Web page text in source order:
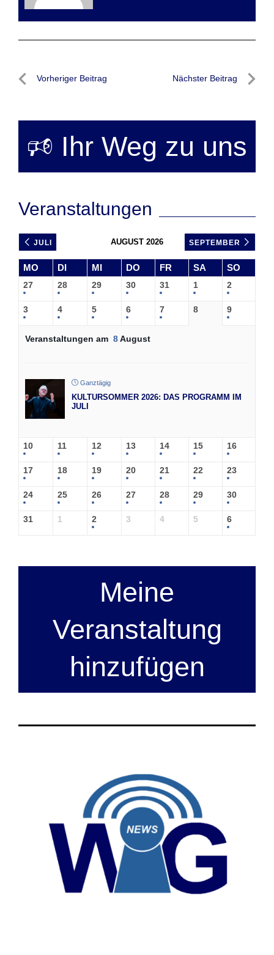
Beitragsnavigation
Vorheriger Beitrag Nächster Beitrag
🕫 Ihr Weg zu uns
Veranstaltungen
JULI AUGUST 2026 SEPTEMBER
MO DI MI DO FR SA SO
27 28 29 30 31 1 2
3 4 5 6 7 8 9
Veranstaltungen am 8August
Ganztägig
KULTURSOMMER 2026: DAS PROGRAMM IM
JULI
10 11 12 13 14 15 16
17 18 19 20 21 22 23
24 25 26 27 28 29 30
31 1 2 3 4 5 6
Meine
Veranstaltung
hinzufügen